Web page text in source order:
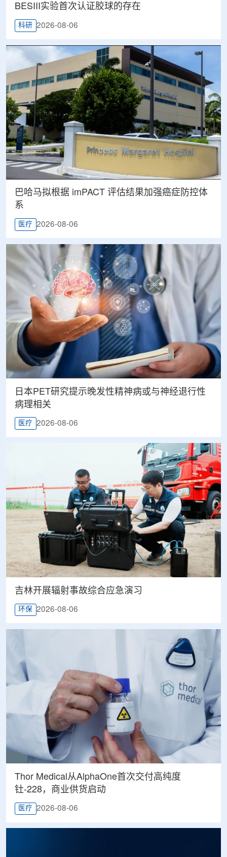
BESIII实验首次认证胶球的存在
科研 2026-08-06
巴哈马拟根据 imPACT 评估结果加强癌症防控体
系
医疗 2026-08-06
日本PET研究提示晚发性精神病或与神经退行性
病理相关
医疗 2026-08-06
吉林开展辐射事故综合应急演习
环保 2026-08-06
Thor Medical从AlphaOne首次交付高纯度
钍-228，商业供货启动
医疗 2026-08-06